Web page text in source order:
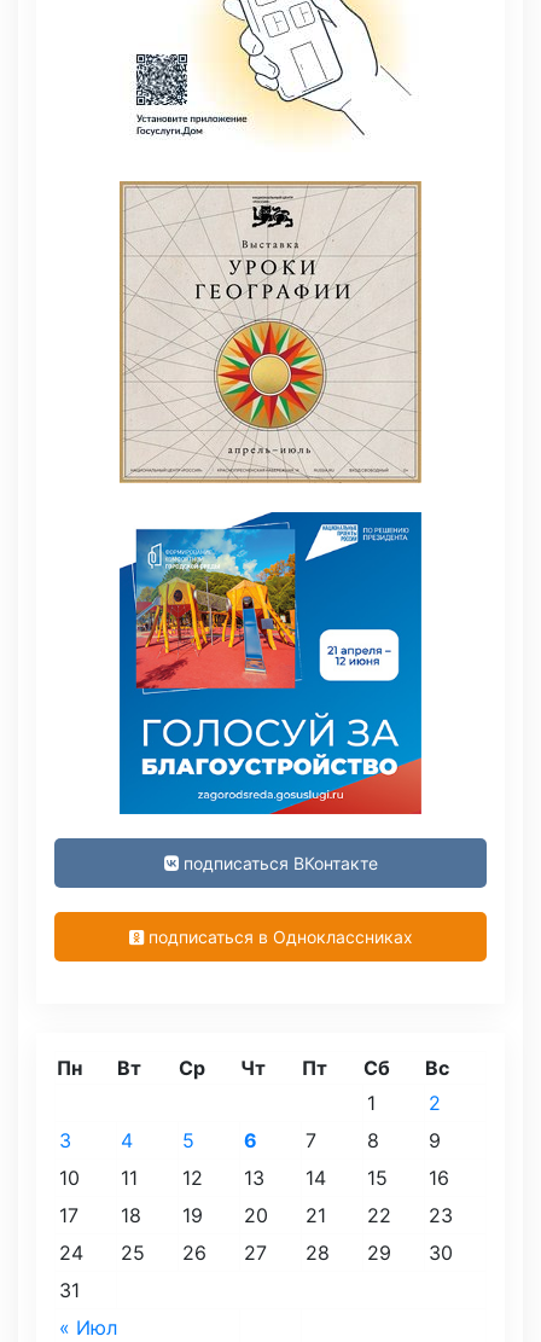
подписаться ВКонтакте
подписаться в Одноклассниках
Пн Вт Ср Чт Пт Сб Вс
« Июл
1
2
3
4 5 6 7 8
9
10
11 12 13 14 15
16
17
18 19 20 21 22
23
24
25 26 27 28 29
30
31